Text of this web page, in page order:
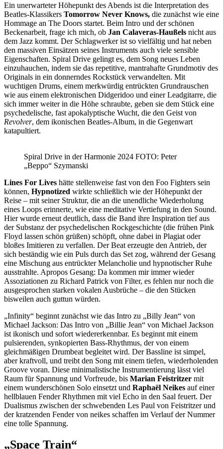
Ein unerwarteter Höhepunkt des Abends ist die Interpretation des
Beatles-Klassikers Tomorrow Never Knows, die zunächst wie eine
Hommage an The Doors startet. Beim Intro und der schönen
Beckenarbeit, frage ich mich, ob Jan Calaveras-Haußels nicht aus
dem Jazz kommt. Der Schlagwerker ist so vielfältig und hat neben
den massiven Einsätzen seines Instruments auch viele sensible
Eigenschaften. Spiral Drive gelingt es, dem Song neues Leben
einzuhauchen, indem sie das repetitive, mantrahafte Grundmotiv des
Originals in ein donnerndes Rockstück verwandelten. Mit
wuchtigen Drums, einem merkwürdig entrückten Grundrauschen
wie aus einem elektronischen Didgeridoo und einer Leadgitarre, die
sich immer weiter in die Höhe schraubte, geben sie dem Stück eine
psychedelische, fast apokalyptische Wucht, die den Geist von
Revolver, dem ikonischen Beatles-Album, in die Gegenwart
katapultiert.
Spiral Drive in der Harmonie 2024 FOTO: Peter
„Beppo“ Szymanski
Lines For Lives hätte stellenweise fast von den Foo Fighters sein
können, Hypnotized wirkte schließlich wie der Höhepunkt der
Reise – mit seiner Struktur, die an die unendliche Wiederholung
eines Loops erinnerte, wie eine meditative Vertiefung in den Sound.
Hier wurde erneut deutlich, dass die Band ihre Inspiration tief aus
der Substanz der psychedelischen Rockgeschichte (die frühen Pink
Floyd lassen schön grüßen) schöpft, ohne dabei in Plagiat oder
bloßes Imitieren zu verfallen. Der Beat erzeugte den Antrieb, der
sich beständig wie ein Puls durch das Set zog, während der Gesang
eine Mischung aus entrückter Melancholie und hypnotischer Ruhe
ausstrahlte. Apropos Gesang: Da kommen mir immer wieder
Assoziationen zu Richard Patrick von Filter, es fehlen nur noch die
ausgesprochen starken vokalen Ausbrüche – die den Stücken
bisweilen auch guttun würden.
„Infinity“ beginnt zunächst wie das Intro zu „Billy Jean“ von
Michael Jackson: Das Intro von „Billie Jean“ von Michael Jackson
ist ikonisch und sofort wiedererkennbar. Es beginnt mit einem
pulsierenden, synkopierten Bass-Rhythmus, der von einem
gleichmäßigen Drumbeat begleitet wird. Der Bassline ist simpel,
aber kraftvoll, und treibt den Song mit einem tiefen, wiederholenden
Groove voran. Diese minimalistische Instrumentierung lässt viel
Raum für Spannung und Vorfreude, bis Marian Feistritzer mit
einem wunderschönen Solo einsetzt und Raphaël Neikes auf einer
hellblauen Fender Rhythmen mit viel Echo in den Saal feuert. Der
Dualismus zwischen der schwebenden Les Paul von Feistritzer und
der kratzenden Fender von neikes schaffen im Verlauf der Nummer
eine tolle Spannung.
„Space Train“